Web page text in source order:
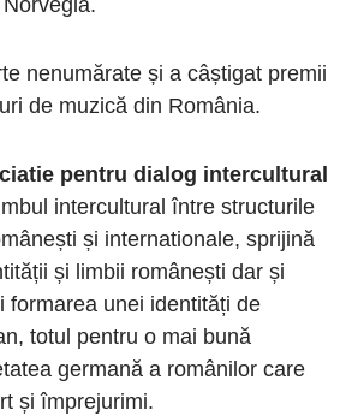
nenumărate și a câștigat premii
de muzică din România.
pentru dialog intercultural
intercultural între structurile
și internationale, sprijină
și limbii românești dar și
formarea unei identități de
totul pentru o mai bună
germană a românilor care
și împrejurimi.